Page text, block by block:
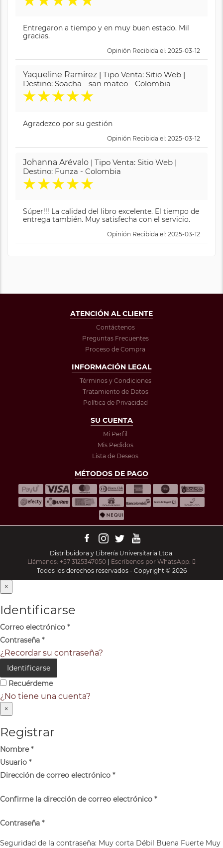
Entregaron a tiempo y en muy buen estado. Mil
gracias.
Opinión Recibida el: 2025-03-12
Yaqueline Ramirez | Tipo Venta: Sitio Web |
Destino: Soacha - san mateo - Colombia
★★★★★
Agradezco por su gestión
Opinión Recibida el: 2025-03-12
Johanna Arévalo | Tipo Venta: Sitio Web |
Destino: Funza - Colombia
★★★★★
Súper!!! La calidad del libro excelente. El tiempo de
entrega también. Muy satisfecha con el servicio.
Opinión Recibida el: 2025-03-12
ATENCIÓN AL CLIENTE
Contáctenos
Preguntas Frecuentes
Proceso de Compra
INFORMACIÓN LEGAL
Términos y Condiciones
Tratamiento de Datos
Política de Privacidad
SU CUENTA
Mi Perfil
Mis Pedidos
Lista de Deseos
MÉTODOS DE PAGO
Distribuidora y Librería Universitaria Ltda.
Llámanos: +57 3125347050
Escríbenos por WhatsApp:
Todos los derechos reservados - Copyright © 2026
×
Identificarse
Correo electrónico *
Contraseña *
¿Recordar su contraseña?
Identificarse
Recuérdeme
¿No tiene una cuenta?
×
Registrar
Nombre*
Usuario *
Dirección de correo electrónico *
Confirme la dirección de correo electrónico *
Contraseña *
Seguridad de la contraseña: Muy corta Débil Buena Fuerte Muy